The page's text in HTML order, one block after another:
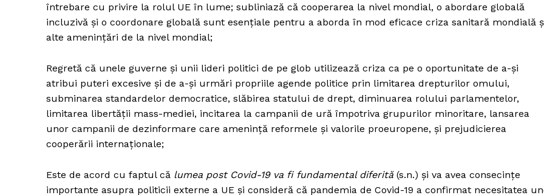
întrebare cu privire la rolul UE în lume; subliniază că cooperarea la nivel mondial, o abordare globală
incluzivă și o coordonare globală sunt esențiale pentru a aborda în mod eficace criza sanitară mondială
alte amenințări de la nivel mondial;
Regretă că unele guverne și unii lideri politici de pe glob utilizează criza ca pe o oportunitate de a-și
atribui puteri excesive și de a-și urmări propriile agende politice prin limitarea drepturilor omului,
subminarea standardelor democratice, slăbirea statului de drept, diminuarea rolului parlamentelor,
limitarea libertății mass-mediei, incitarea la campanii de ură împotriva grupurilor minoritare, lansarea
unor campanii de dezinformare care amenință reformele și valorile proeuropene, și prejudicierea
cooperării internaționale;
Este de acord cu faptul că lumea post Covid-19 va fi fundamental diferită(s.n.) și va avea consecințe
importante asupra politicii externe a UE și consideră că pandemia de Covid-19 a confirmat necesitatea